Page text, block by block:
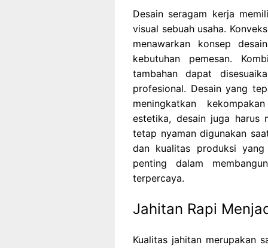
Desain seragam kerja
visual sebuah usaha.
menawarkan konsep
kebutuhan pemesan.
tambahan dapat
profesional. Desain yang
meningkatkan
estetika, desain juga harus
tetap nyaman digunakan
dan kualitas produksi
penting dalam
terpercaya.
Jahitan Rapi
Kualitas jahitan merupakan